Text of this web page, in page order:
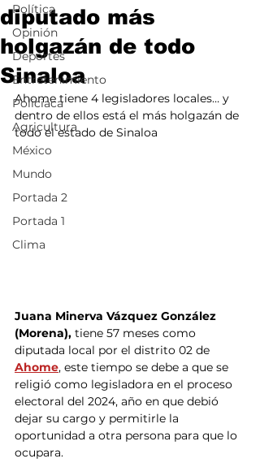
Política
Opinión
Deportes
Entretenimiento
Policiaca
Agricultura
México
Mundo
Portada 2
Portada 1
Clima
diputado más
holgazán de todo
Sinaloa
Ahome tiene 4 legisladores locales… y
dentro de ellos está el más holgazán de
todo el estado de Sinaloa
Juana Minerva Vázquez González
(Morena), tiene 57 meses como
diputada local por el distrito 02 de
Ahome, este tiempo se debe a que se
religió como legisladora en el proceso
electoral del 2024, año en que debió
dejar su cargo y permitirle la
oportunidad a otra persona para que lo
ocupara.